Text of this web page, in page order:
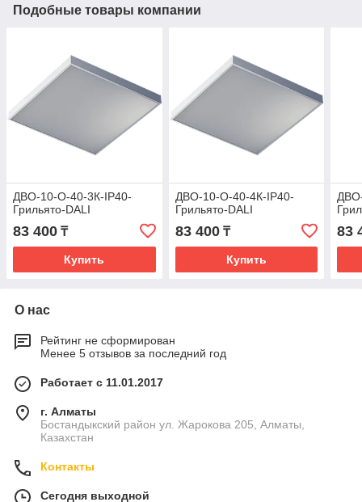
Подобные товары компании
ДВО-10-О-40-3К-IP40-
Грильято-DALI
83 400 ₸
Купить
ДВО-10-О-40-4К-IP40-
Грильято-DALI
83 400₸
Купить
83
О нас
Рейтинг не сформирован
Менее 5 отзывов за последний год
Работает с 11.01.2017
г. Алматы
Бостандыкский район ул. Жарокова 205, Алматы,
Казахстан
Контакты
Сегодня выходной